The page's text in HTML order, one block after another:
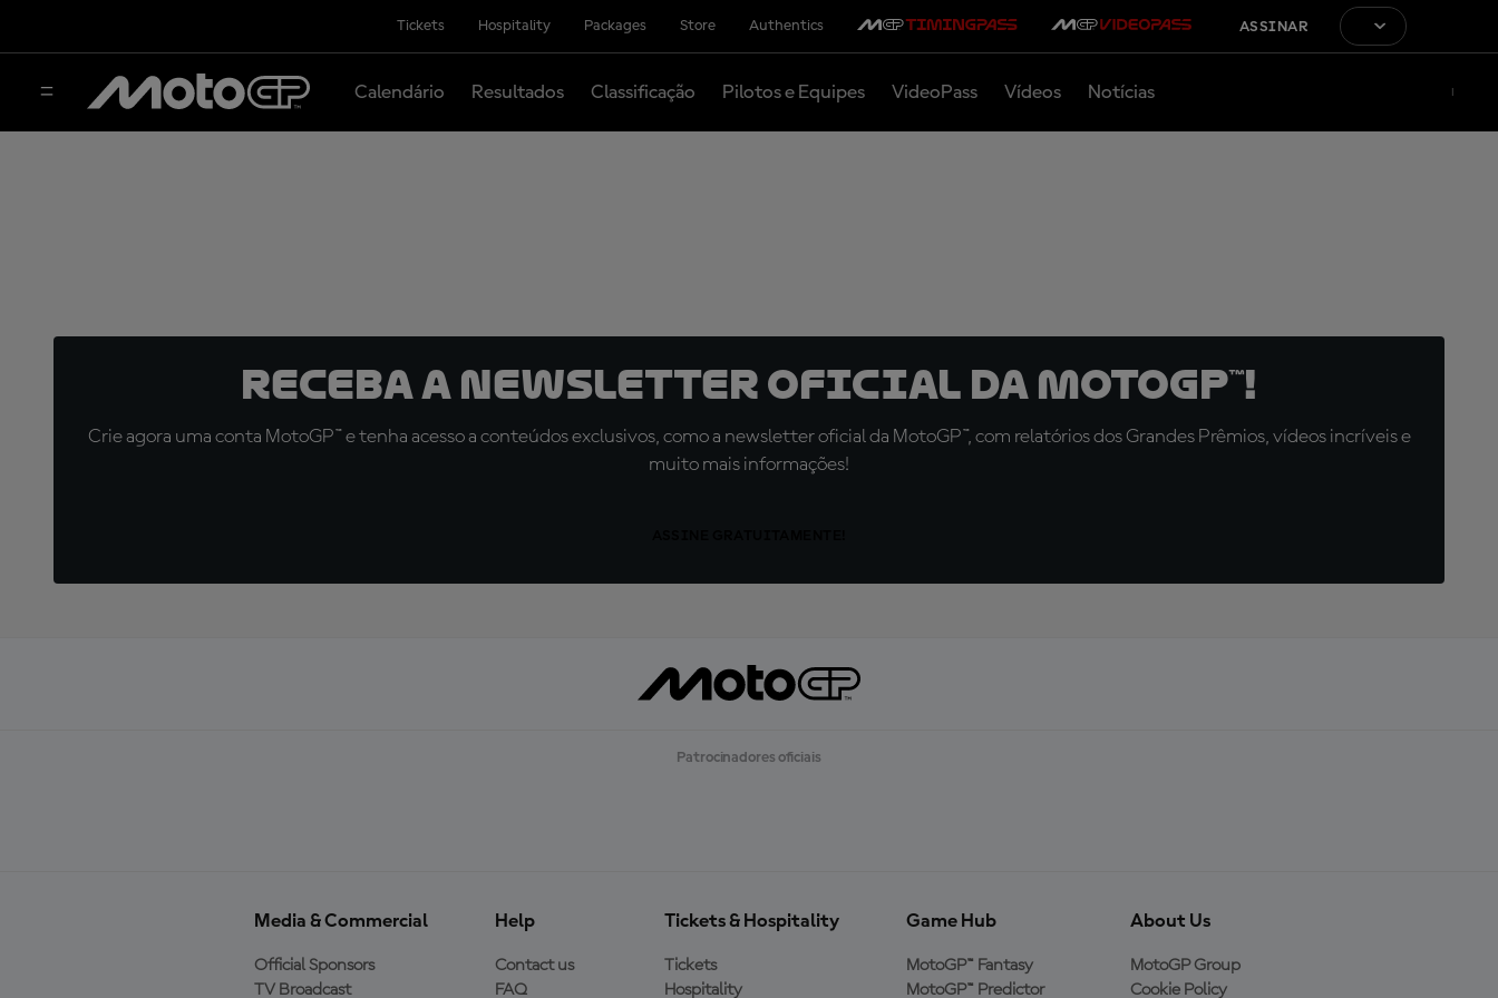
Tickets Hospitality Packages Store Authentics ASSINAR
Calendário Resultados Classificação Pilotos e Equipes VideoPass Vídeos Notícias
Receba a newsletter oficial da MotoGP™!
Crie agora uma conta MotoGP™ e tenha acesso a conteúdos exclusivos, como a newsletter oficial da MotoGP™, com relatórios dos Grandes Prêmios, vídeos incríveis e
muito mais informações!
Patrocinadores oficiais
Media & Commercial
Official Sponsors
TV Broadcast
Help
Contact us
FAQ
Tickets & Hospitality
Tickets
Hospitality
Game Hub
MotoGP™ Fantasy
MotoGP™ Predictor
About Us
MotoGP Group
Cookie Policy